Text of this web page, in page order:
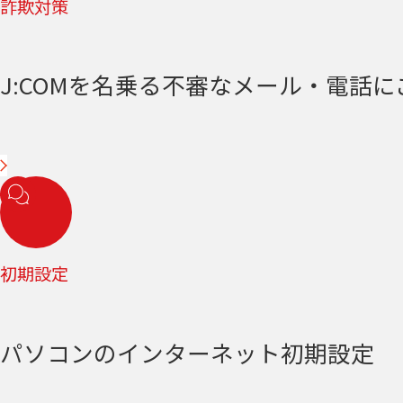
詐欺対策
J:COMを名乗る不審なメール・電話
初期設定
パソコンのインターネット初期設定